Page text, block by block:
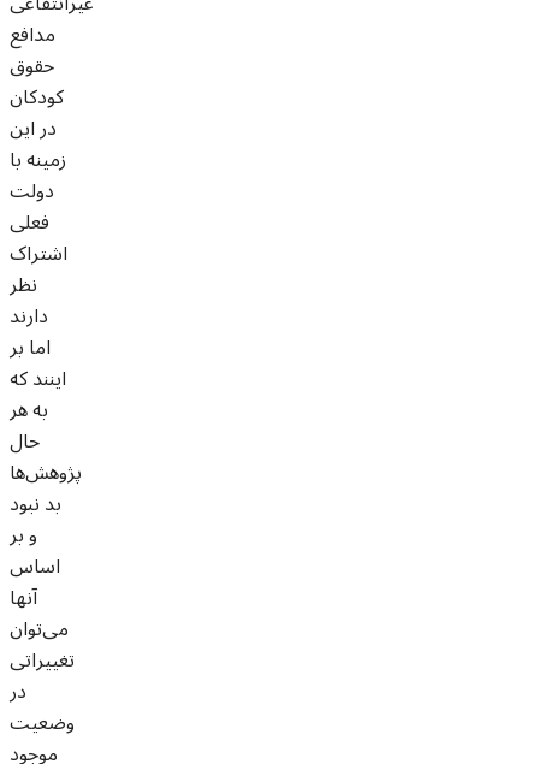
مدافع
حقوق
کودکان
در این
زمینه با
دولت
فعلی
اشتراک
نظر
دارند
اما بر
اینند که
به هر
حال
پژوهش‌ها
بد نبود
و بر
اساس
آنها
می‌توان
تغییراتی
در
وضعیت
موجود